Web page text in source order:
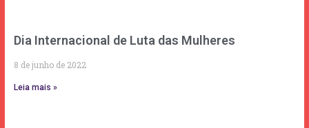
Dia Internacional de Luta das Mulheres
8 de junho de 2022
Leia mais »